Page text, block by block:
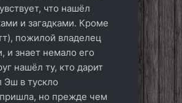
что нашёл
и загадками. Кроме
пожилой владелец
и знает немало его
нашёл ту, кто дарит
Эш в тускло
но прежде чем